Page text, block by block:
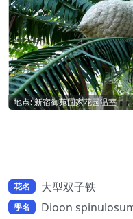
地点: 新宿御苑国家花园温室
花名 大型双子铁
學名 Dioon